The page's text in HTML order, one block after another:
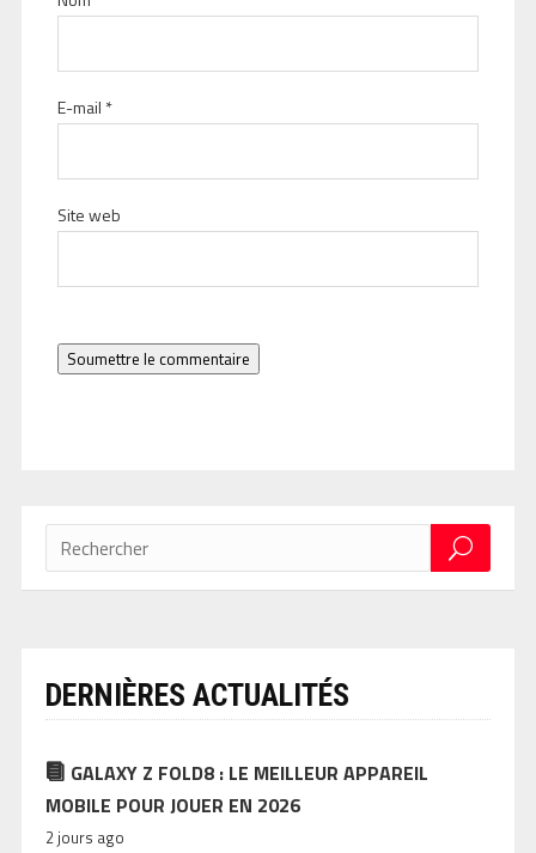
E-mail *
Site web
Soumettre le commentaire
DERNIÈRES ACTUALITÉS
GALAXY Z FOLD8 : LE MEILLEUR APPAREIL
MOBILE POUR JOUER EN 2026
2 jours ago